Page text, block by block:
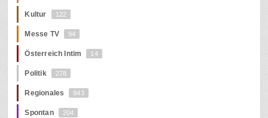
Kultur 122
Messe TV 94
Österreich Intim 14
Politik 278
Regionales 943
Spontan 204